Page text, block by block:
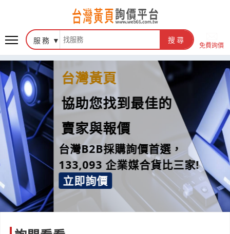
服務 搜尋
免費詢價
台灣黃頁
協助您找到最佳的
賣家與報價
台灣B2B採購詢價首選，
133,093 企業媒合貨比三家!
立即詢價